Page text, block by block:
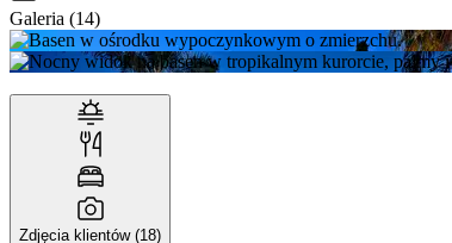
Galeria (14)
Zdjęcia klientów (18)